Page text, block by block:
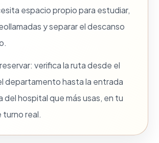
espacio propio para estudiar,
y separar el descanso
verifica la ruta desde el
departamento hasta la entrada
del hospital que más usas, en tu
turno real.